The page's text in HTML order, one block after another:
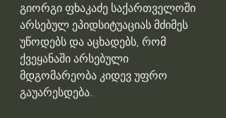
გიორგი ფხაკაძე საქართველოში
არსებულ ეპიდსიტუაციას მძიმეს
უწოდებს და აცხადებს, რომ
ქვეყანაში არსებული
მდგომარეობა კიდევ უფრო
გაუარესდება.